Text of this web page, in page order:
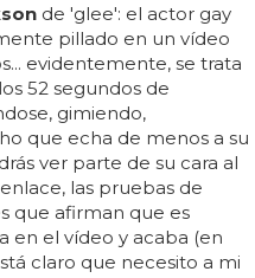
de 'glee': el actor gay
pillado en un vídeo
evidentemente, se trata
52 segundos de
gimiendo,
que echa de menos a su
ver parte de su cara al
las pruebas de
que afirman que es
en el vídeo y acaba (en
claro que necesito a mi